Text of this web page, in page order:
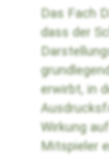
Das Fach
dass der
erwirbt, in
Wirkung
Mitspieler